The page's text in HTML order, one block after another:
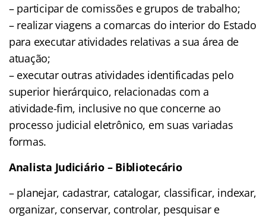
– participar de comissões e grupos de trabalho;
– realizar viagens a comarcas do interior do Estado
para executar atividades relativas a sua área de
atuação;
– executar outras atividades identificadas pelo
superior hierárquico, relacionadas com a
atividade-fim, inclusive no que concerne ao
processo judicial eletrônico, em suas variadas
formas.
Analista Judiciário – Bibliotecário
– planejar, cadastrar, catalogar, classificar, indexar,
organizar, conservar, controlar, pesquisar e